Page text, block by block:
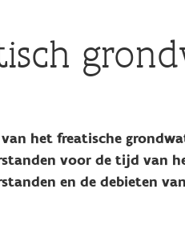
het freatische
voor de tijd van
en de debieten